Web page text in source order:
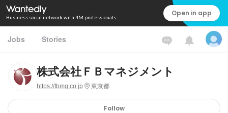
Business social network with 4M professionals Open in app
Jobs Stories
株式会社ＦＢマネジメント
https://fbmg.co.jp 東京都
Follow